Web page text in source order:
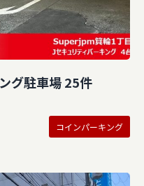
グ駐車場 25件
コインパーキング